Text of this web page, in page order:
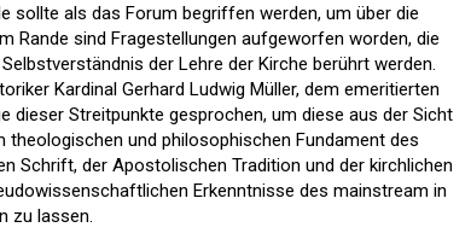
sollte als das Forum begriffen werden, um über die
Rande sind Fragestellungen aufgeworfen worden, die
der Lehre der Kirche berührt werden.
Kardinal Gerhard Ludwig Müller, dem emeritierten
dieser Streitpunkte gesprochen, um diese aus der Sicht
und philosophischen Fundament des
Schrift, der Apostolischen Tradition und der kirchlichen
Erkenntnisse des mainstream in
zu lassen.